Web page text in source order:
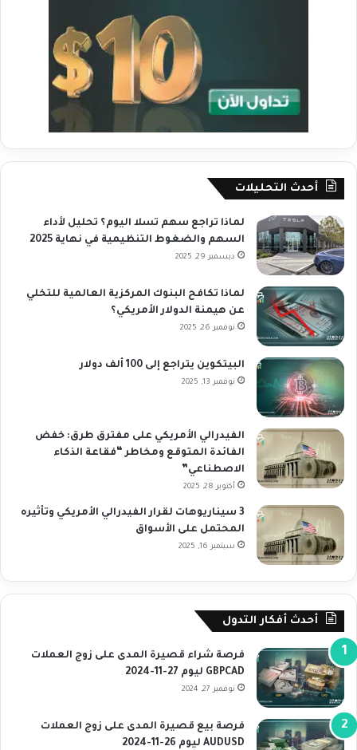
أحدث التحليلات
لماذا تراجع سهم تسلا اليوم؟ تحليل لأداء
السهم والضغوط التنظيمية في نهاية 2025
ديسمبر 29, 2025
لماذا تكافح البنوك المركزية العالمية للتخلي
عن هيمنة الدولار الأمريكي؟
نوفمبر 26, 2025
البيتكوين يتراجع إلى 100 ألف دولار
نوفمبر 13, 2025
الفيدرالي الأمريكي على مفترق طرق: خفض
الفائدة المتوقع ومخاطر “فقاعة الذكاء
الاصطناعي”
أكتوبر 28, 2025
3 سيناريوهات لقرار الفيدرالي الأمريكي وتأثيره
المحتمل على الأسواق
سبتمبر 16, 2025
أحدث أفكار التدول
فرصة شراء قصيرة المدى على زوج العملات
GBPCAD ليوم 27-11-2024
نوفمبر 27, 2024
فرصة بيع قصيرة المدى على زوج العملات
AUDUSD ليوم 26-11-2024